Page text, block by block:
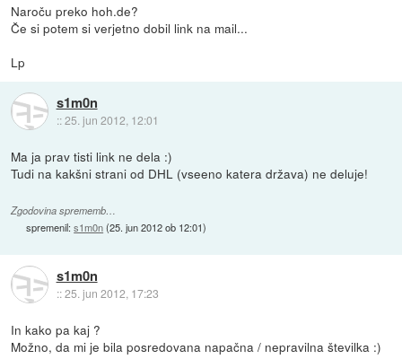
Naroču preko hoh.de?
Če si potem si verjetno dobil link na mail...
Lp
s1m0n
::25. jun 2012, 12:01
Ma ja prav tisti link ne dela :)
Tudi na kakšni strani od DHL (vseeno katera država) ne deluje!
Zgodovina sprememb…
spremenil:s1m0n(25. jun 2012 ob 12:01)
s1m0n
::25. jun 2012, 17:23
In kako pa kaj ?
Možno, da mi je bila posredovana napačna / nepravilna številka :)